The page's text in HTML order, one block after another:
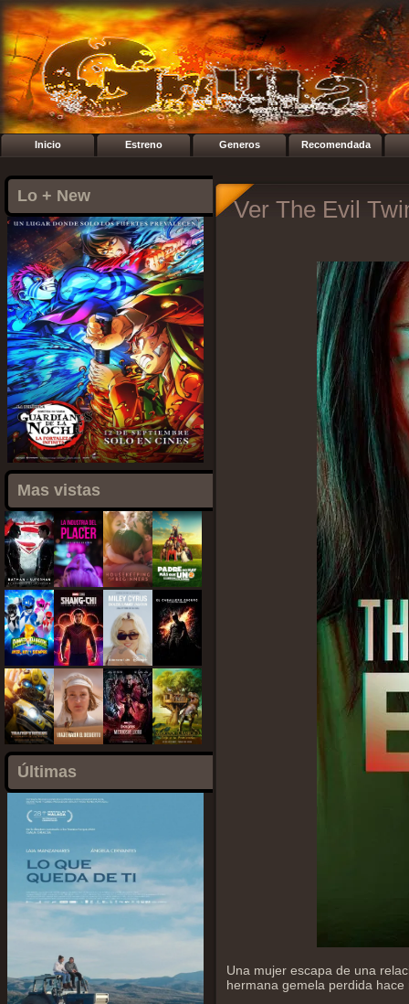
Inicio Estreno Generos Recomendada
Lo + New
Mas vistas
Últimas
Ver The Evil
Una mujer escapa de una
hermana gemela perdida